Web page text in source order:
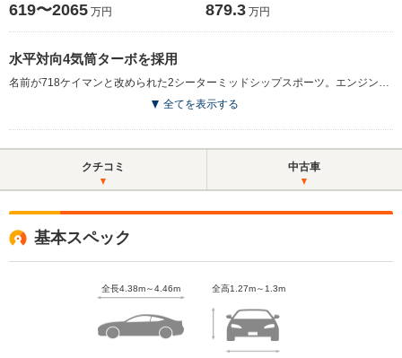
619〜2065 万円 879.3 万円
水平対向4気筒ターボを採用
名前が718ケイマンと改められた2シーターミッドシップスポーツ。エンジンは、最高出力300ps／最大トルク380N・mを発生する2Lと同350ps／420N・mを発生する2.5Lの水平対向4気筒の2種を用意。いずれもターボが装着されたことで、先代モデルより25psの出力向上を果たした。シャシーは快適性の向上とダイナミックなコーナリングを目指し刷新された。ブレーキも強化されたうえ、衝突や追突の衝撃をエアバッグのセンサーが検知し自動ブレーキをかける、マルチコリジョンブレーキシステムが標準装備された。また独自のインフォテイメントシステム、ポルシェ・コミュニケーションマネージメントシステム（PCM）も新たに採用されている（2016.4）
全てを表示する
クチコミ 中古車
基本スペック
全長4.38m～4.46m 全高1.27m～1.3m